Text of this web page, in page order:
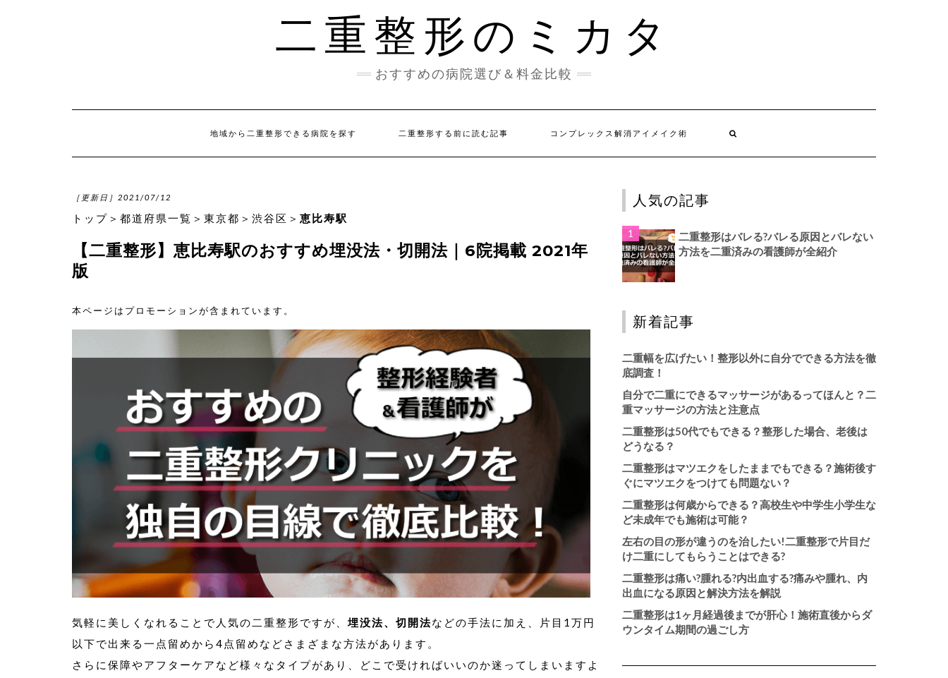
二重整形のミカタ
おすすめの病院選び＆料金比較
地域から二重整形できる病院を探す 二重整形する前に読む記事 コンプレックス解消アイメイク術
［更新日］2021/07/12
トップ ＞ 都道府県一覧 ＞ 東京都 ＞ 渋谷区 ＞ 恵比寿駅
【二重整形】恵比寿駅のおすすめ埋没法・切開法｜6院掲載 2021年
版
本ページはプロモーションが含まれています。
気軽に美しくなれることで人気の二重整形ですが、 埋没法、切開法などの手法に加え、片目1万円
以下で出来る一点留めから4点留めなどさまざまな方法があります。
さらに保障やアフターケアなど様々なタイプがあり、どこで受ければいいのか迷ってしまいますよ
人気の記事
二重整形はバレる?バレる原因とバレない
方法を二重済みの看護師が全紹介
新着記事
二重幅を広げたい！整形以外に自分でできる方法を徹
底調査！
自分で二重にできるマッサージがあるってほんと？二
重マッサージの方法と注意点
二重整形は50代でもできる？整形した場合、老後は
どうなる？
二重整形はマツエクをしたままでもできる？施術後す
ぐにマツエクをつけても問題ない？
二重整形は何歳からできる？高校生や中学生小学生な
ど未成年でも施術は可能？
左右の目の形が違うのを治したい!二重整形で片目だ
け二重にしてもらうことはできる?
二重整形は痛い?腫れる?内出血する?痛みや腫れ、内
出血になる原因と解決方法を解説
二重整形は1ヶ月経過後までが肝心！施術直後からダ
ウンタイム期間の過ごし方